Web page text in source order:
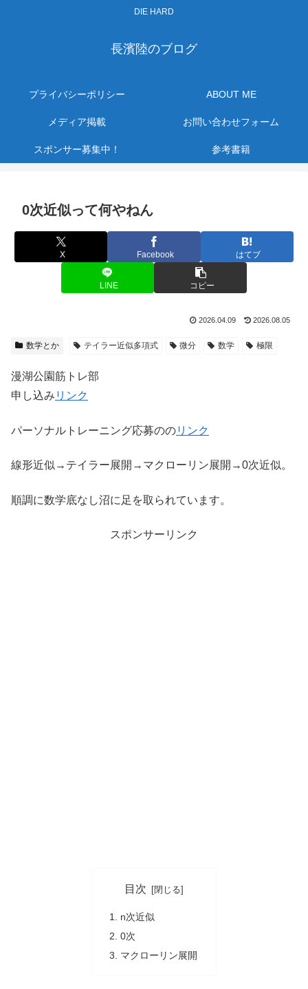
DIE HARD
長濱陸のブログ
プライバシーポリシー ABOUT ME
メディア掲載 お問い合わせフォーム
スポンサー募集中！ 参考書籍
0次近似って何やねん
X Facebook はてブ
LINE コピー
2026.04.09 2026.08.05
数学とか テイラー近似多項式 微分 数学 極限
漫湖公園筋トレ部
申し込み リンク
パーソナルトレーニング応募ののリンク
線形近似→テイラー展開→マクローリン展開→0次近似。
順調に数学底なし沼に足を取られています。
スポンサーリンク
目次
n次近似
0次
マクローリン展開